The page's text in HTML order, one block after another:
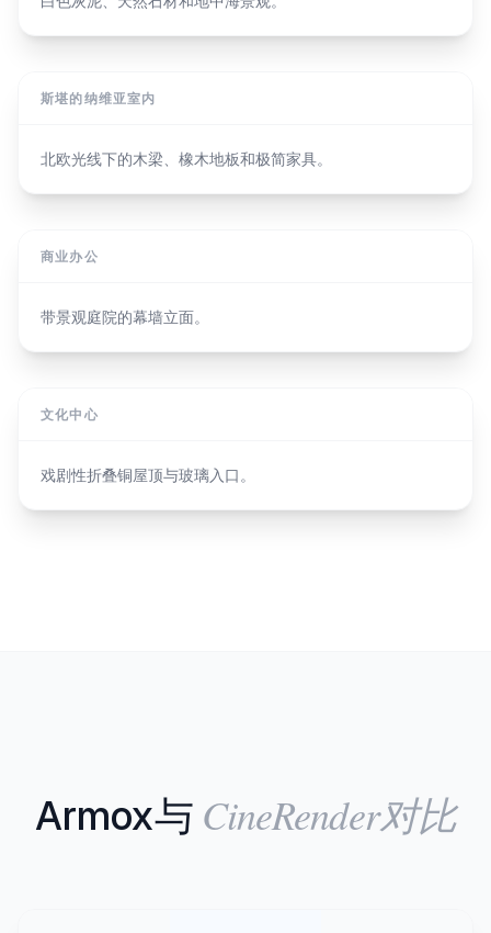
斯堪的纳维亚室内
北欧光线下的木梁、橡木地板和极简家具。
商业办公
带景观庭院的幕墙立面。
文化中心
戏剧性折叠铜屋顶与玻璃入口。
Armox与 CineRender对比